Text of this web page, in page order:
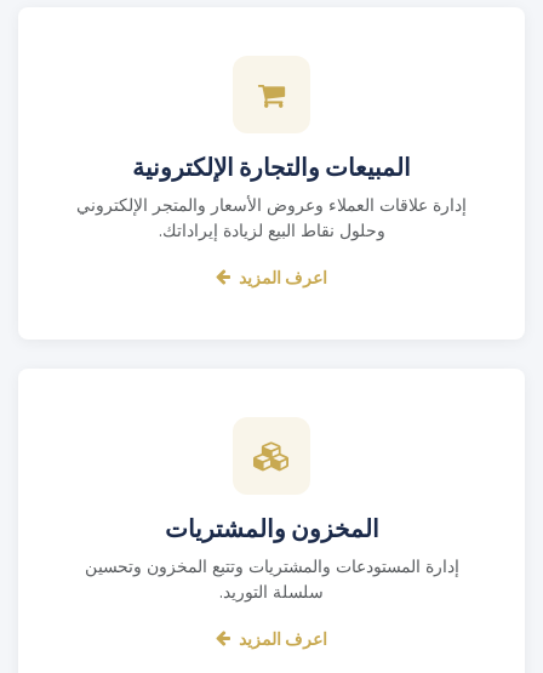
المبيعات والتجارة الإلكترونية
إدارة علاقات العملاء وعروض الأسعار والمتجر الإلكتروني
وحلول نقاط البيع لزيادة إيراداتك.
اعرف المزيد
المخزون والمشتريات
إدارة المستودعات والمشتريات وتتبع المخزون وتحسين
سلسلة التوريد.
اعرف المزيد